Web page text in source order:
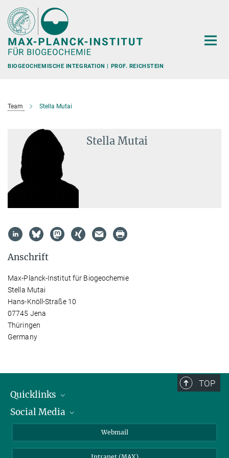
Hauptinhalt
BIOGEOCHEMISCHE INTEGRATION | PROF. REICHSTEIN
Team Stella Mutai
Stella Mutai
Anschrift
Max-Planck-Institut für Biogeochemie
Stella Mutai
Hans-Knöll-Straße 10
07745 Jena
Thüringen
Germany
TOP
Quicklinks
IMPRS Graduiertenschule
Social Media
Webmail